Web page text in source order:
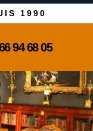
1990
94 68 05